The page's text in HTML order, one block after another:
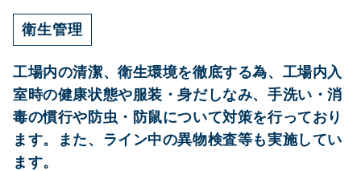
メ
ー
ル
フ
ォ
衛生管理
工場内の清潔、衛生環境を徹底する為、工場内入
室時の健康状態や服装・身だしなみ、手洗い・消
毒の慣行や防虫・防鼠について対策を行っており
ます。また、ライン中の異物検査等も実施してい
ます。